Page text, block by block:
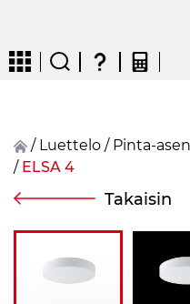
CZENDE FR
/ Luettelo / Pinta-
/
ELSA 4
Takaisin